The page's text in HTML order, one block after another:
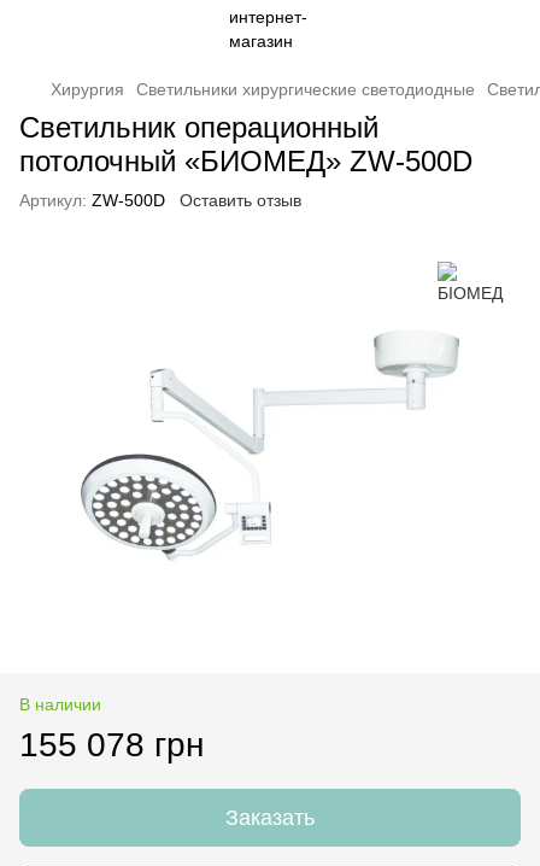
Хирургия Светильники хирургические светодиодные
Светильник операционный
потолочный «БИОМЕД» ZW-500D
Артикул: ZW-500D Оставить отзыв
В наличии
155 078 грн
Заказать